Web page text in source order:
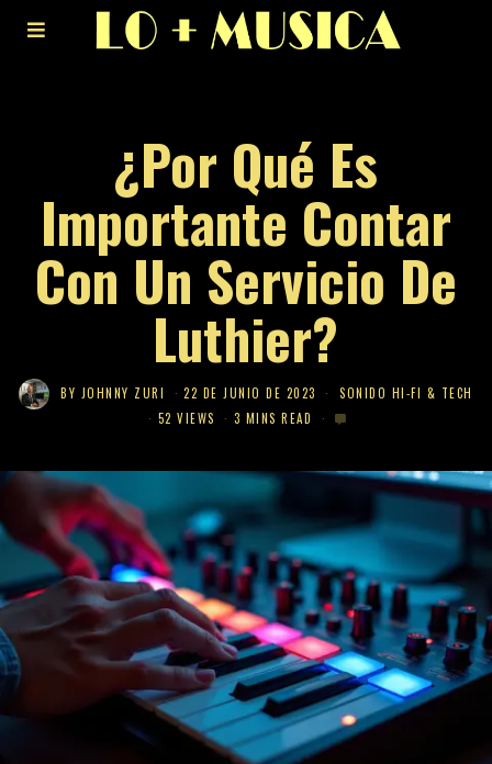
¿Por Qué Es
Importante Contar
Con Un Servicio De
Luthier?
BY JOHNNY ZURI 22 DE JUNIO DE 2023
SONIDO HI-FI & TECH
52 VIEWS
3 MINS READ